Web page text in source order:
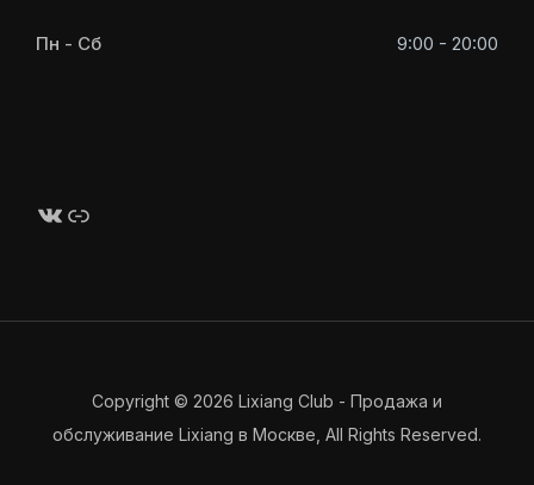
Пн - Сб 9:00 - 20:00
Copyright © 2026 Lixiang Club - Продажа и
обслуживание Lixiang в Москве , All Rights Reserved.